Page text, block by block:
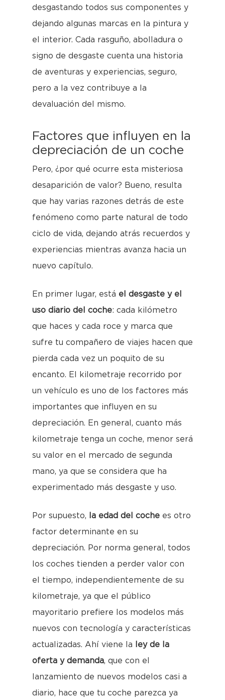
desgastando todos sus componentes y
dejando algunas marcas en la pintura y
el interior. Cada rasguño, abolladura o
signo de desgaste cuenta una historia
de aventuras y experiencias, seguro,
pero a la vez contribuye a la
devaluación del mismo.
Factores que influyen en la
depreciación de un coche
Pero, ¿por qué ocurre esta misteriosa
desaparición de valor? Bueno, resulta
que hay varias razones detrás de este
fenómeno como parte natural de todo
ciclo de vida, dejando atrás recuerdos y
experiencias mientras avanza hacia un
nuevo capítulo.
En primer lugar, está el desgaste y el
uso diario del coche: cada kilómetro
que haces y cada roce y marca que
sufre tu compañero de viajes hacen que
pierda cada vez un poquito de su
encanto. El kilometraje recorrido por
un vehículo es uno de los factores más
importantes que influyen en su
depreciación. En general, cuanto más
kilometraje tenga un coche, menor será
su valor en el mercado de segunda
mano, ya que se considera que ha
experimentado más desgaste y uso.
Por supuesto, la edad del coche es otro
factor determinante en su
depreciación. Por norma general, todos
los coches tienden a perder valor con
el tiempo, independientemente de su
kilometraje, ya que el público
mayoritario prefiere los modelos más
nuevos con tecnología y características
actualizadas. Ahí viene la
ley de la
oferta y demanda, que con el
lanzamiento de nuevos modelos casi a
diario, hace que tu coche parezca ya